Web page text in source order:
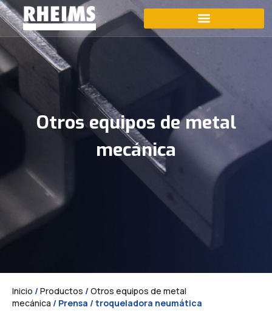
Otros equipos de metal
mecánica
Inicio / Productos / Otros equipos de metal
mecánica / Prensa / troqueladora neumática